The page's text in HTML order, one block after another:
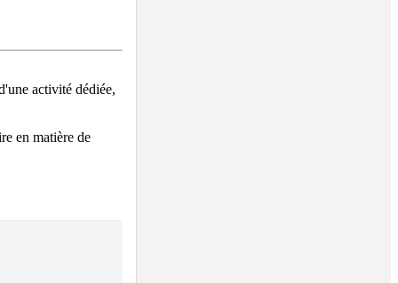
activité dédiée,
en matière de